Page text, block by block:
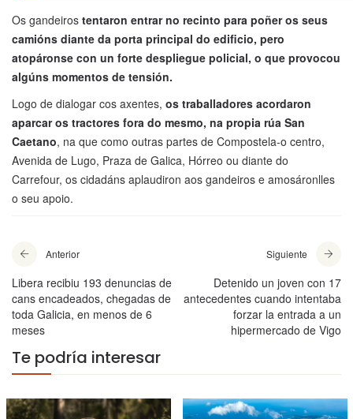
Os gandeiros tentaron entrar no recinto para poñer os seus
camións diante da porta principal do edificio, pero
atopáronse con un forte despliegue policial, o que provocou
algúns momentos de tensión.
Logo de dialogar cos axentes, os traballadores acordaron
aparcar os tractores fora do mesmo, na propia rúa San
Caetano, na que como outras partes de Compostela-o centro,
Avenida de Lugo, Praza de Galica, Hórreo ou diante do
Carrefour, os cidadáns aplaudiron aos gandeiros e amosáronlles
o seu apoio.
Anterior
Libera recibiu 193 denuncias de
cans encadeados, chegadas de
toda Galicia, en menos de 6
meses
Siguiente
Detenido un joven con 17
antecedentes cuando intentaba
forzar la entrada a un
hipermercado de Vigo
Te podría interesar